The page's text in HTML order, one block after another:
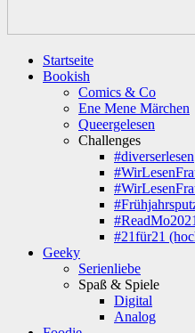
Startseite
Bookish
Comics & Co
Ene Mene Märchen
Queergelesen
Challenges
#diverserlesen
#ReadMo2021
#21für21
Geeky
Serienliebe
Spaß & Spiele
Digital
Analog